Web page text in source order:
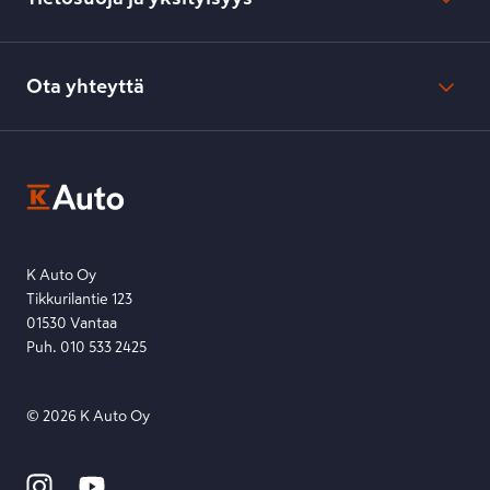
Verkkokaupan peruuttamisilmoitus
Saavutettavuus
Kesko-konsernin verkkoselailurekisteri
K-Ryhmän evästekäytännöt
Ota yhteyttä
Etsi toimipiste
K Auto Oy
Tikkurilantie 123
01530 Vantaa
Puh. 010 533 2425
© 2026 K Auto Oy